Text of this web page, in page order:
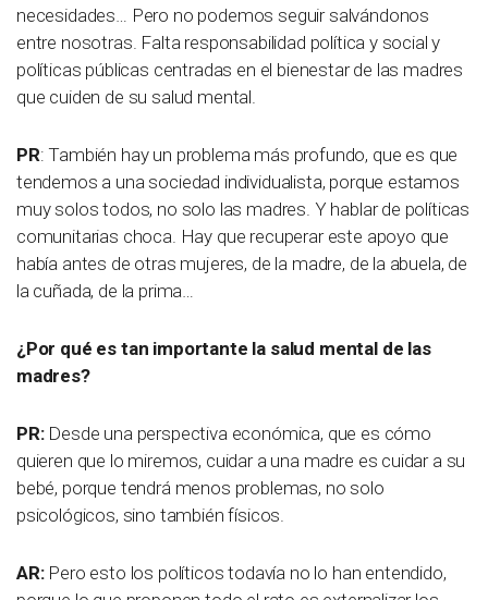
necesidades… Pero no podemos seguir salvándonos
entre nosotras. Falta responsabilidad política y social y
políticas públicas centradas en el bienestar de las madres
que cuiden de su salud mental.
PR: También hay un problema más profundo, que es que
tendemos a una sociedad individualista, porque estamos
muy solos todos, no solo las madres. Y hablar de políticas
comunitarias choca. Hay que recuperar este apoyo que
había antes de otras mujeres, de la madre, de la abuela, de
la cuñada, de la prima…
¿Por qué es tan importante la salud mental de las
madres?
PR:Desde una perspectiva económica, que es cómo
quieren que lo miremos, cuidar a una madre es cuidar a su
bebé, porque tendrá menos problemas, no solo
psicológicos, sino también físicos.
AR:Pero esto los políticos todavía no lo han entendido,